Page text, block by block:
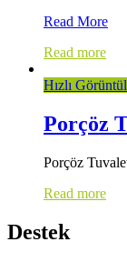
Domestos
Beyaz
Kıvamlı
Suyu
3240
Read More
Read more
Hızlı
Porçöz
Porçöz
Read more
Destek